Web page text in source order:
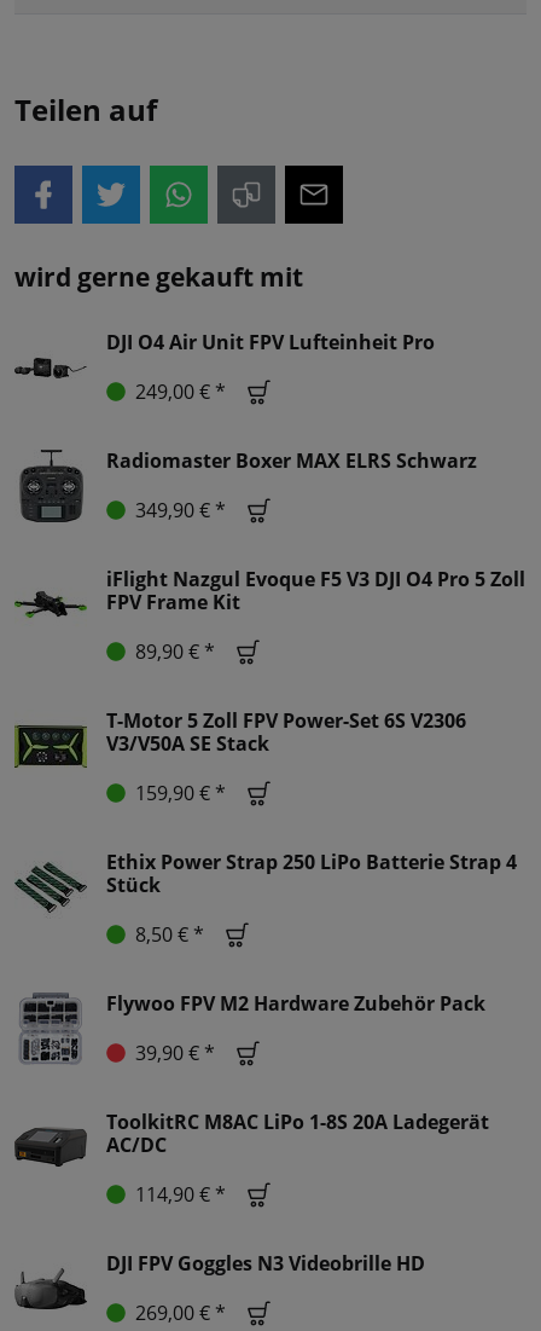
Teilen auf
wird gerne gekauft mit
DJI O4 Air Unit FPV Lufteinheit Pro
249,00 € *
Radiomaster Boxer MAX ELRS Schwarz
349,90 € *
iFlight Nazgul Evoque F5 V3 DJI O4 Pro 5 Zoll
FPV Frame Kit
89,90 € *
T-Motor 5 Zoll FPV Power-Set 6S V2306
V3/V50A SE Stack
159,90 € *
Ethix Power Strap 250 LiPo Batterie Strap 4
Stück
8,50 € *
Flywoo FPV M2 Hardware Zubehör Pack
39,90 € *
ToolkitRC M8AC LiPo 1-8S 20A Ladegerät
AC/DC
114,90 € *
DJI FPV Goggles N3 Videobrille HD
269,00 € *